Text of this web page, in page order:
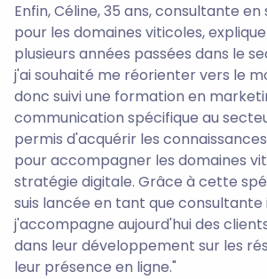
Enfin, Céline, 35 ans, consultante
pour les domaines viticoles,
plusieurs années passées dans le
j'ai souhaité me réorienter vers le
donc suivi une formation en
communication spécifique au
permis d'acquérir les
pour accompagner les domaines
stratégie digitale. Grâce à cette
suis lancée en tant que
j'accompagne aujourd'hui des
dans leur développement sur les
leur présence en ligne."